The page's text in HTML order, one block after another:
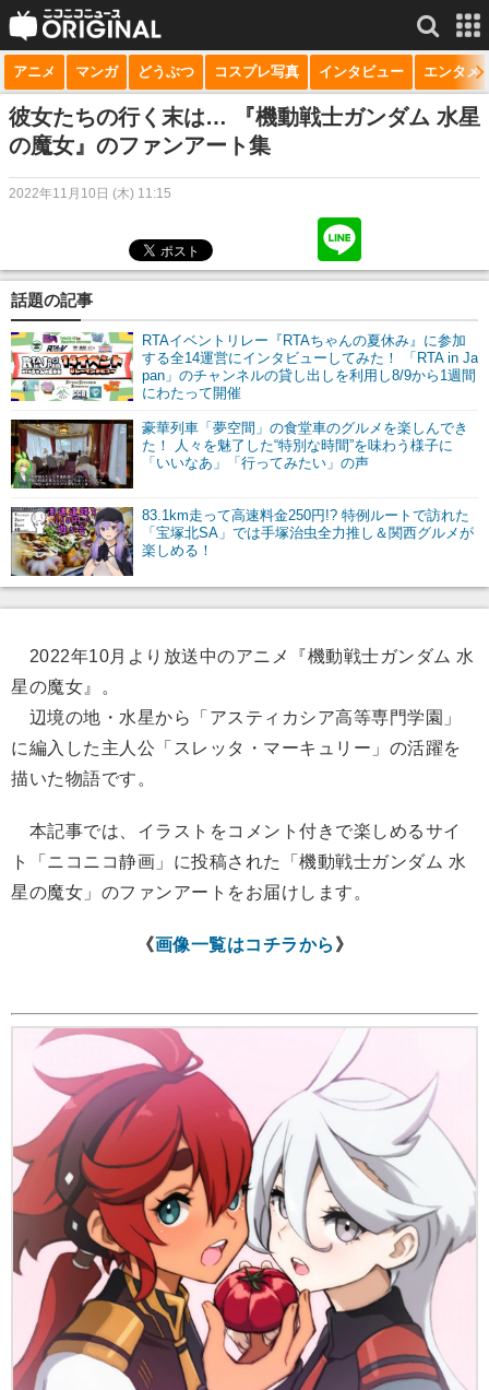
サービス一覧 もっと見る
niconico
動画
生放送
チャンネル
マンガ
ニコニコQ
アニメ マンガ どうぶつ コスプレ写真 インタビュー エンタメ
彼女たちの行く末は… 『機動戦士ガンダム 水星
の魔女』のファンアート集
2022年11月10日 (木) 11:15
話題の記事
RTAイベントリレー『RTAちゃんの夏休み』に参加
する全14運営にインタビューしてみた！ 「RTA in Ja
pan」のチャンネルの貸し出しを利用し8/9から1週間
にわたって開催
豪華列車「夢空間」の食堂車のグルメを楽しんでき
た！ 人々を魅了した“特別な時間”を味わう様子に
「いいなあ」「行ってみたい」の声
83.1km走って高速料金250円!? 特例ルートで訪れた
「宝塚北SA」では手塚治虫全力推し＆関西グルメが
楽しめる！
2022年10月より放送中のアニメ『機動戦士ガンダム 水
星の魔女』。
辺境の地・水星から「アスティカシア高等専門学園」
に編入した主人公「スレッタ・マーキュリー」の活躍を
描いた物語です。
本記事では、イラストをコメント付きで楽しめるサイ
ト「ニコニコ静画」に投稿された「機動戦士ガンダム 水
星の魔女」のファンアートをお届けします。
《画像一覧はコチラから 》